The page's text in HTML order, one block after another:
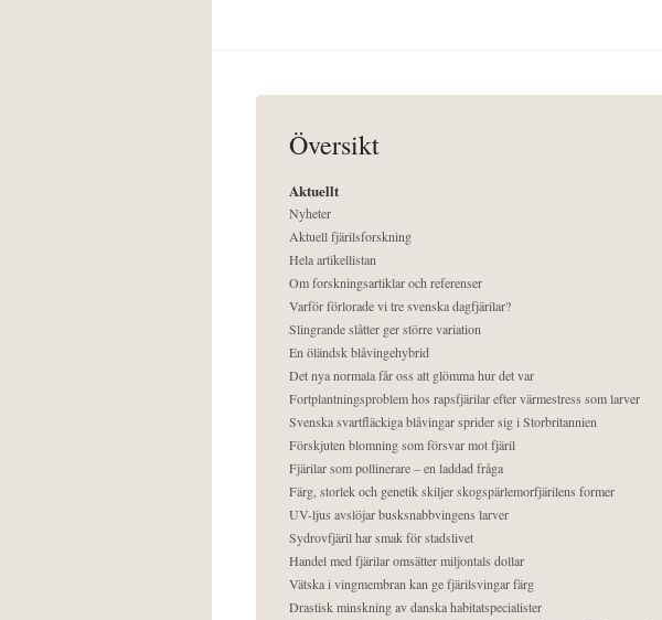
Översikt
Aktuellt
Nyheter
Aktuell fjärilsforskning
Hela artikellistan
Om forskningsartiklar och referenser
Varför förlorade vi tre svenska dagfjärilar?
Slingrande slåtter ger större variation
En öländsk blåvingehybrid
Det nya normala får oss att glömma hur det var
Fortplantningsproblem hos rapsfjärilar efter värmestress som larver
Svenska svartfläckiga blåvingar sprider sig i Storbritannien
Förskjuten blomning som försvar mot fjäril
Fjärilar som pollinerare – en laddad fråga
Färg, storlek och genetik skiljer skogspärlemorfjärilens former
UV-ljus avslöjar busksnabbvingens larver
Sydrovfjäril har smak för stadslivet
Handel med fjärilar omsätter miljontals dollar
Vätska i vingmembran kan ge fjärilsvingar färg
Drastisk minskning av danska habitatspecialister